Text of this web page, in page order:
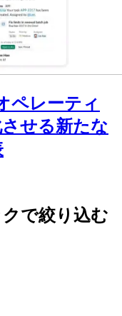
ペレーティ
せる新たな
で絞り込む